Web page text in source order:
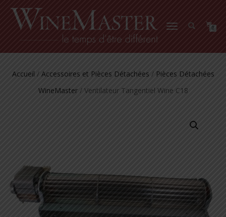
DÉPLIER
0
Accueil / Accessoires et Pièces Détachées / Pièces Détachées
WineMaster/ Ventilateur Tangentiel Wine C18